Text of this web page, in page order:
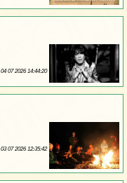
04 07 2026 14:44:20
03 07 2026 12:35:42